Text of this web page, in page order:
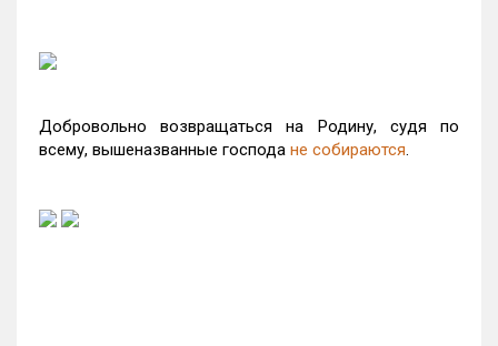
Добровольно возвращаться на Родину, судя по
всему, вышеназванные господа не собираются.